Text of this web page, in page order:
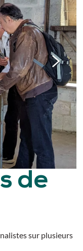
de
sur plusieurs